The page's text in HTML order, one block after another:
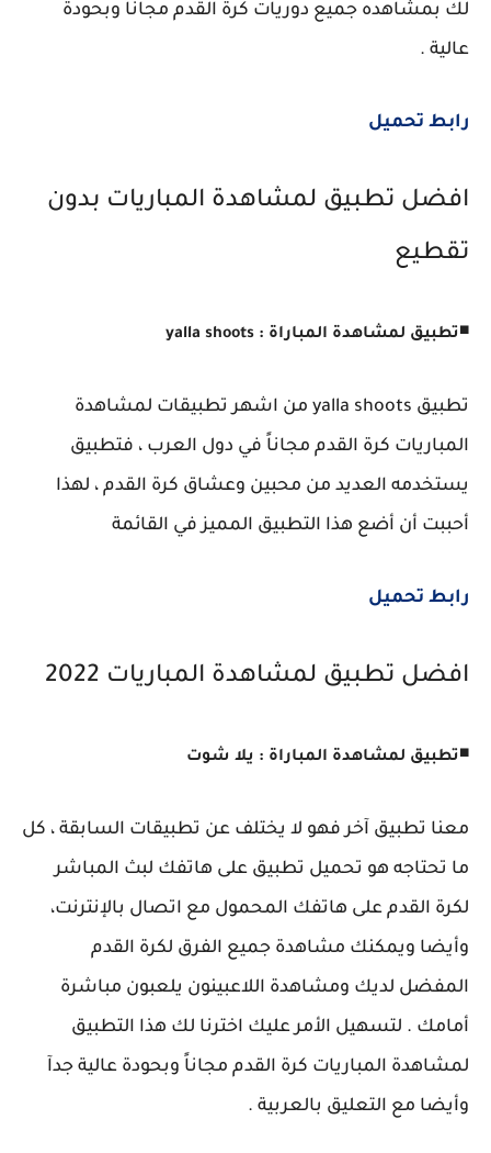
لك بمشاهده جميع دوريات كرة القدم مجاناً وبحودة
عالية .
رابط تحميل
افضل تطبيق لمشاهدة المباريات بدون
تقطيع
◾تطبيق لمشاهدة المباراة : yalla shoots
تطبيق yalla shoots من اشهر تطبيقات لمشاهدة
المباريات كرة القدم مجاناً في دول العرب ، فتطبيق
يستخدمه العديد من محبين وعشاق كرة القدم ، لهذا
أحببت أن أضع هذا التطبيق المميز في القائمة
رابط تحميل
افضل تطبيق لمشاهدة المباريات 2022
◾تطبيق لمشاهدة المباراة : يلا شوت
معنا تطبيق آخر فهو لا يختلف عن تطبيقات السابقة ، كل
ما تحتاجه هو تحميل تطبيق على هاتفك لبث المباشر
لكرة القدم على هاتفك المحمول مع اتصال بالإنترنت،
وأيضا ويمكنك مشاهدة جميع الفرق لكرة القدم
المفضل لديك ومشاهدة اللاعبينون يلعبون مباشرة
أمامك . لتسهيل الأمر عليك اخترنا لك هذا التطبيق
لمشاهدة المباريات كرة القدم مجاناً وبحودة عالية جدآ
وأيضا مع التعليق بالعربية .